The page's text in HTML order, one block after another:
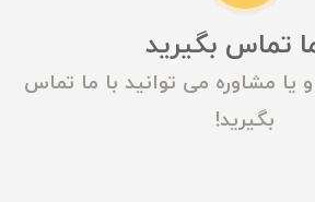
تماس بگیرید
مشاوره می توانید با ما تماس
بگیرید!